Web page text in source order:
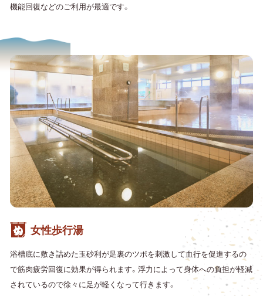
機能回復などのご利用が最適です。
女性歩行湯
浴槽底に敷き詰めた玉砂利が足裏のツボを刺激して血行を促進するの
で筋肉疲労回復に効果が得られます。浮力によって身体への負担が軽減
されているので徐々に足が軽くなって行きます。